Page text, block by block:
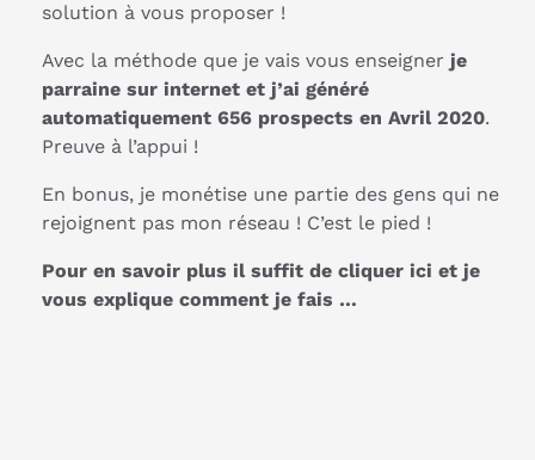
solution à vous proposer !
Avec la méthode que je vais vous enseigner je
parraine sur internet et j’ai généré
automatiquement 656 prospects en Avril 2020.
Preuve à l’appui !
En bonus, je monétise une partie des gens qui ne
rejoignent pas mon réseau ! C’est le pied !
Pour en savoir plus il suffit de cliquer ici et je
vous explique comment je fais …